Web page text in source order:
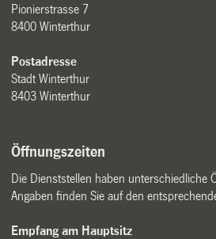
Pionierstrasse 7
8400 Winterthur
Postadresse
Stadt Winterthur
8403 Winterthur
Öffnungszeiten
Die Dienststellen haben unterschiedliche
Angaben finden Sie auf den
Empfang am Hauptsitz